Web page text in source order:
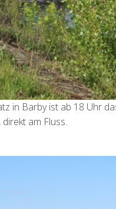
in Barby ist ab 18 Uhr
am Fluss.